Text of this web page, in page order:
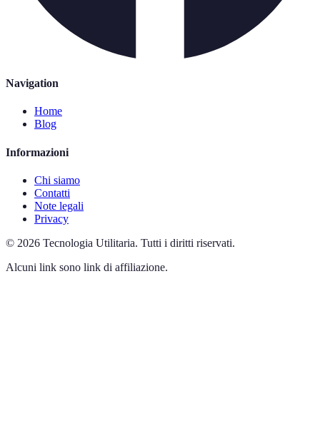
Navigation
Home
Blog
Informazioni
Chi siamo
Contatti
Note legali
Privacy
© 2026 Tecnologia Utilitaria. Tutti i diritti riservati.
Alcuni link sono link di affiliazione.